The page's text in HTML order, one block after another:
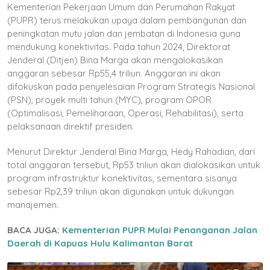
Kementerian Pekerjaan Umum dan Perumahan Rakyat
(PUPR) terus melakukan upaya dalam pembangunan dan
peningkatan mutu jalan dan jembatan di Indonesia guna
mendukung konektivitas. Pada tahun 2024, Direktorat
Jenderal (Ditjen) Bina Marga akan mengalokasikan
anggaran sebesar Rp55,4 triliun. Anggaran ini akan
difokuskan pada penyelesaian Program Strategis Nasional
(PSN), proyek multi tahun (MYC), program OPOR
(Optimalisasi, Pemeliharaan, Operasi, Rehabilitasi), serta
pelaksanaan direktif presiden.
Menurut Direktur Jenderal Bina Marga, Hedy Rahadian, dari
total anggaran tersebut, Rp53 triliun akan dialokasikan untuk
program infrastruktur konektivitas, sementara sisanya
sebesar Rp2,39 triliun akan digunakan untuk dukungan
manajemen.
BACA JUGA: Kementerian PUPR Mulai Penanganan Jalan
Daerah di Kapuas Hulu Kalimantan Barat